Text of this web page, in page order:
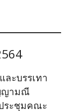
ะบรรเทา
ญามณี
ระชุมคณะ